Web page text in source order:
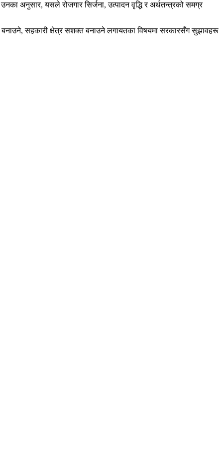
अनुसार, यसले रोजगार सिर्जना, उत्पादन वृद्धि र अर्थतन्त्रको समग्र
बनाउने, सहकारी क्षेत्र सशक्त बनाउने लगायतका विषयमा सरकारसँग सुझावहरू